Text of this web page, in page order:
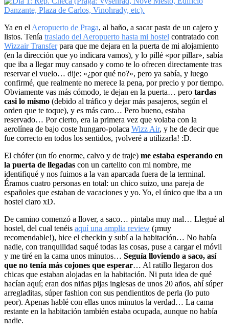
Ya en el Aeropuerto de Praga, al baño, a sacar pasta de un cajero y
listos. Tenía traslado del Aeropuerto hasta mi hostel contratado con
Wizzair Transferpara que me dejara en la puerta de mi alojamiento
(en la dirección que yo indicara vamos), y lo pillé «por pillar», sabía
que iba a llegar muy cansado y como te lo ofrecen directamente tras
reservar el vuelo… dije: «¿por qué no?», pero ya sabía, y luego
confirmé, que realmente no merece la pena, por precio y por tiempo.
Obviamente vas más cómodo, te dejan en la puerta… pero tardas
casi lo mismo (debido al tráfico y dejar más pasajeros, según el
orden que te toque), y es más caro… Pero bueno, estaba
reservado… Por cierto, era la primera vez que volaba con la
aerolínea de bajo coste hungaro-polaca Wizz Air, y he de decir que
fue correcto en todos los sentidos, ¡volveré a utilizarla! :D.
El chófer (un tío enorme, calvo y de traje) me estaba esperando en
la puerta de llegadas con un cartelito con mi nombre, me
identifiqué y nos fuimos a la van aparcada fuera de la terminal.
Éramos cuatro personas en total: un chico suizo, una pareja de
españoles que estaban de vacaciones y yo. Yo, el único que iba a un
hostel claro xD.
De camino comenzó a llover, a saco… pintaba muy mal… Llegué al
hostel, del cual tenéis aquí una amplia review (¡muy
recomendable!), hice el checkin y subí a la habitación… No había
nadie, con tranquilidad saqué todas las cosas, puse a cargar el móvil
y me tiré en la cama unos minutos… Seguía lloviendo a saco, así
que no tenía más cojones que esperar… Al ratillo llegaron dos
chicas que estaban alojadas en la habitación. Ni puta idea de qué
hacían aquí; eran dos niñas pijas inglesas de unos 20 años, ahí súper
arregladitas, súper fashion con sus pendientitos de perla (lo puto
peor). Apenas hablé con ellas unos minutos la verdad… La cama
restante en la habitación también estaba ocupada, aunque no había
nadie.